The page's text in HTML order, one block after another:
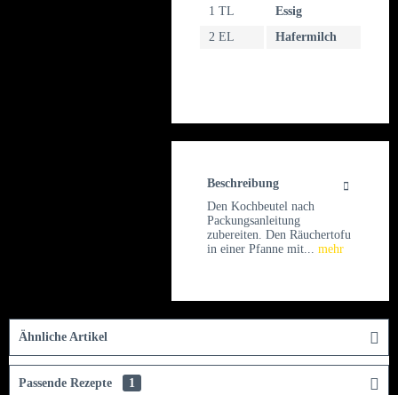
1 TL
Essig
2 EL
Hafermilch
Beschreibung
Den Kochbeutel nach
Packungsanleitung
zubereiten. Den Räuchertofu
in einer Pfanne mit... mehr
Ähnliche Artikel
Passende Rezepte 1